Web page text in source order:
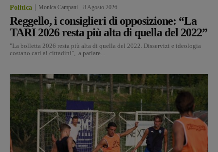
Politica Monica Campani 8 Agosto 2026
Reggello, i consiglieri di opposizione: “La
TARI 2026 resta più alta di quella del 2022”
"La bolletta 2026 resta più alta di quella del 2022. Disservizi e ideologia
costano cari ai cittadini", a parlare...